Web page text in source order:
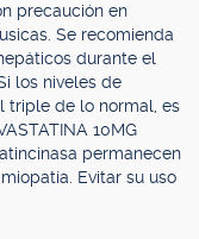
precaución en
Se recomienda
durante el
los niveles de
triple de lo normal, es
10MG
permanecen
Evitar su uso